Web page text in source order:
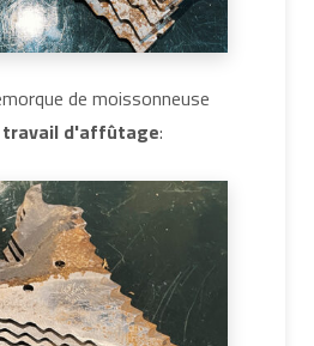
de moissonneuse
travail d'affûtage: